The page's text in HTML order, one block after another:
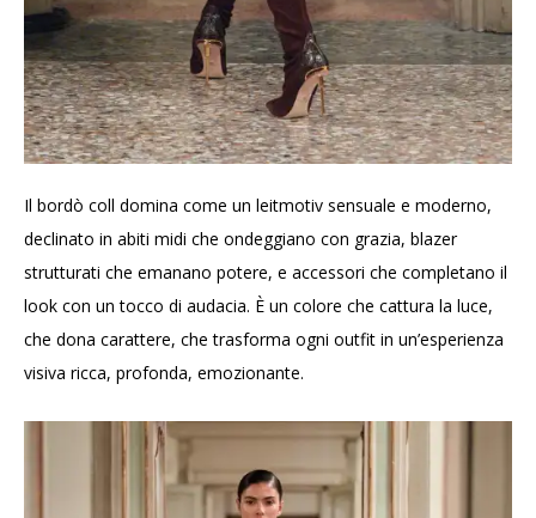
Il bordò coll domina come un leitmotiv sensuale e moderno,
declinato in abiti midi che ondeggiano con grazia, blazer
strutturati che emanano potere, e accessori che completano il
look con un tocco di audacia. È un colore che cattura la luce,
che dona carattere, che trasforma ogni outfit in un’esperienza
visiva ricca, profonda, emozionante.